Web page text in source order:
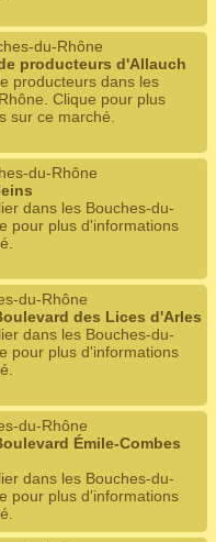
du-Rhône
producteurs d'Allauch
producteurs dans les
Clique pour plus
sur ce marché.
du-Rhône
dans les Bouches-du-
pour plus d'informations
du-Rhône
des Lices d'Arles
dans les Bouches-du-
pour plus d'informations
du-Rhône
Émile-Combes
dans les Bouches-du-
pour plus d'informations